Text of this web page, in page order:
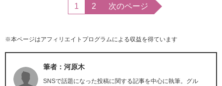
1 2 次のページ
※本ページはアフィリエイトプログラムによる収益を得ています
筆者：河原木
SNSで話題になった投稿に関する記事を中心に執筆。グル